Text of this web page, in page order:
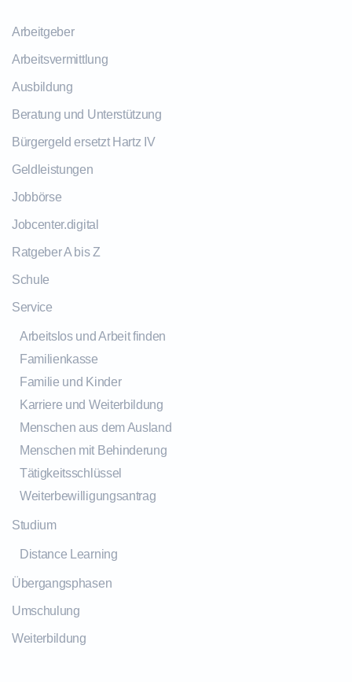
Arbeitgeber
Arbeitsvermittlung
Ausbildung
Beratung und Unterstützung
Bürgergeld ersetzt Hartz IV
Geldleistungen
Jobbörse
Jobcenter.digital
Ratgeber A bis Z
Schule
Service
Arbeitslos und Arbeit finden
Familienkasse
Familie und Kinder
Karriere und Weiterbildung
Menschen aus dem Ausland
Menschen mit Behinderung
Tätigkeitsschlüssel
Weiterbewilligungsantrag
Studium
Distance Learning
Übergangsphasen
Umschulung
Weiterbildung